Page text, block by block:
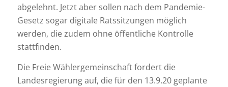
abgelehnt. Jetzt aber sollen nach dem Pandemie-
Gesetz sogar digitale Ratssitzungen möglich
werden, die zudem ohne öffentliche Kontrolle
stattfinden.
Die Freie Wählergemeinschaft fordert die
Landesregierung auf, die für den 13.9.20 geplante